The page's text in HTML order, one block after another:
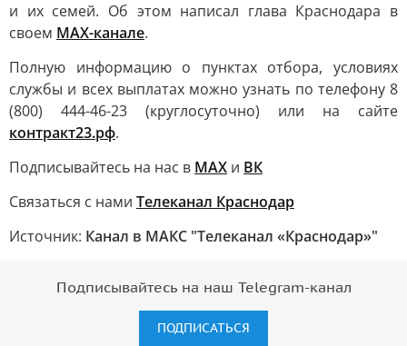
и их семей. Об этом написал глава Краснодара в
своем МАХ-канале.
Полную информацию о пунктах отбора, условиях
службы и всех выплатах можно узнать по телефону 8
(800) 444-46-23 (круглосуточно) или на сайте
контракт23.рф.
Подписывайтесь на нас в МАХ и ВК
Связаться с нами Телеканал Краснодар
Источник: Канал в МАКС "Телеканал «Краснодар»"
Подписывайтесь на наш Telegram-канал
ПОДПИСАТЬСЯ